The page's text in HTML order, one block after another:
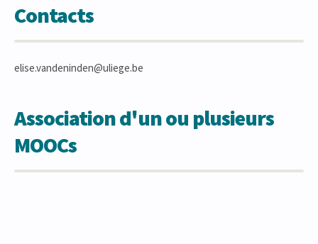
Contacts
elise.vandeninden@uliege.be
Association d'un ou plusieurs
MOOCs